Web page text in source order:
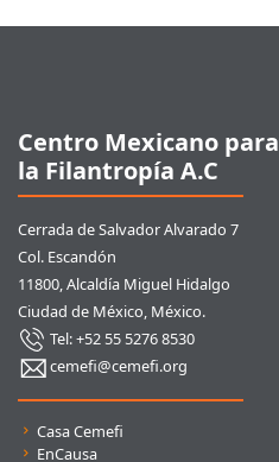
Centro Mexicano para
la Filantropía A.C
Cerrada de Salvador Alvarado 7
Col. Escandón
11800, Alcaldía Miguel Hidalgo
Ciudad de México, México.
Tel: +52 55 5276 8530
cemefi@cemefi.org
Enlaces rápidos
Casa Cemefi
EnCausa